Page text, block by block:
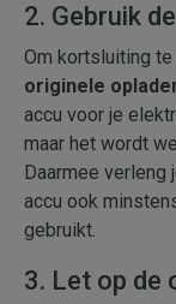
2. Gebruik
Om kortsluiting
originele
accu voor je
maar het wordt
Daarmee verleng
accu ook
gebruikt.
3. Let op de